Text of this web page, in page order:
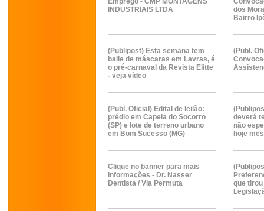
INDUSTRIAIS LTDA
dos
Bairro
(Publipost) Esta semana tem
baile de máscaras em Lavras, é
o pré-carnaval da Revista Elitte
- veja vídeo
(Publ.
(Publ. Oficial) Edital de leilão:
prédio em Capela do Socorro
(SP) e lote de terreno urbano
em Bom Sucesso (MG)
deverá
não
hoje
Clique no banner para mais
informações - Dr. Nasser
Dentista / Via Permuta
que